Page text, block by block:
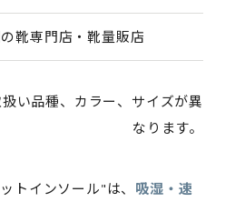
靴専門店・靴量販店
い品種、カラー、サイズが異
なります。
トインソール"は、 吸湿・速